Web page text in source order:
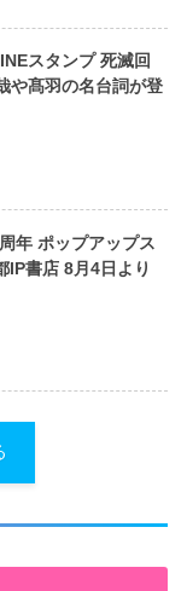
スタンプ 死滅回
や髙羽の名台詞が登
年 ポップアップス
IP書店 8月4日より